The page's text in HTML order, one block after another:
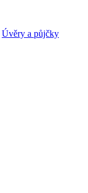
Úvěry a půjčky